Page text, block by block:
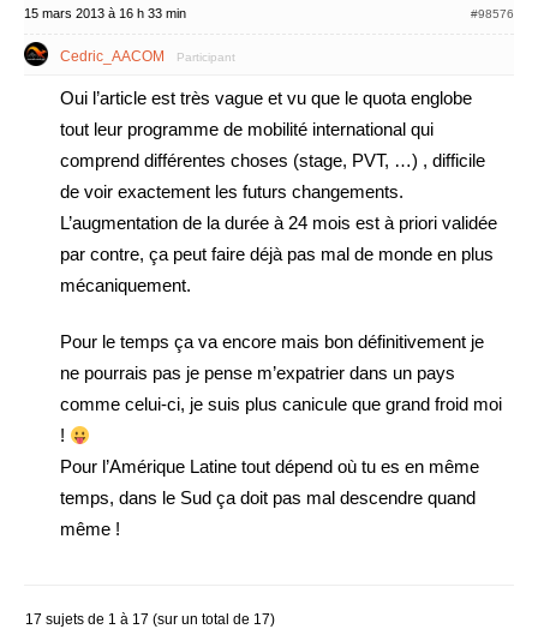
15 mars 2013 à 16 h 33 min #98576
Cedric_AACOM Participant
Oui l’article est très vague et vu que le quota englobe
tout leur programme de mobilité international qui
comprend différentes choses (stage, PVT, …) , difficile
de voir exactement les futurs changements.
L’augmentation de la durée à 24 mois est à priori validée
par contre, ça peut faire déjà pas mal de monde en plus
mécaniquement.
Pour le temps ça va encore mais bon définitivement je
ne pourrais pas je pense m’expatrier dans un pays
comme celui-ci, je suis plus canicule que grand froid moi
!
Pour l’Amérique Latine tout dépend où tu es en même
temps, dans le Sud ça doit pas mal descendre quand
même !
17 sujets de 1 à 17 (sur un total de 17)